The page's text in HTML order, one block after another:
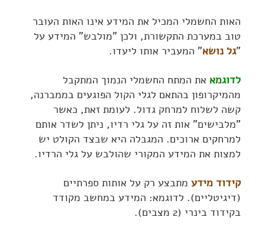
האות החשמלי המכיל את המידע אינו האות העובר
טוב במערכת התקשורת, ולכן "מולבש" המידע על
"גל נושא" המעביר אותו ליעדו.
לדוגמא את המתח החשמלי הנמוך המתקבל
מהמיקרופון בהתאם לגלי הקול הפוגעים בממברנה,
קשה לשלוח למרחק גדול. לעומת זאת, כאשר
"מלבישים" אות זה על גלי רדיו, ניתן לשדר אותם
למרחקים ארוכים. המגבלה היא שבצד הקולט יש
למצות את המידע המקורי שהולבש על גלי הרדיו.
קידוד מידע מתבצע רק על אותות ספרתיים
(דיגיטליים). לדוגמא: המידע במחשב מקודד
בקידוד בינרי (2 מצבים).